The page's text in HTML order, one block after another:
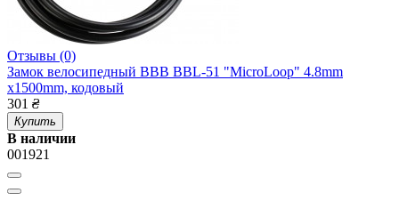
Отзывы (0)
Замок велосипедный BBB BBL-51 "MicroLoop" 4.8mm
x1500mm, кодовый
301 ₴
Купить
В наличии
001921